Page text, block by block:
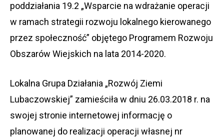
poddziałania 19.2 „Wsparcie na wdrażanie operacji
w ramach strategii rozwoju lokalnego kierowanego
przez społeczność” objętego Programem Rozwoju
Obszarów Wiejskich na lata 2014-2020.
Lokalna Grupa Działania „Rozwój Ziemi
Lubaczowskiej” zamieściła w dniu 26.03.2018 r. na
swojej stronie internetowej informację o
planowanej do realizacji operacji własnej nr